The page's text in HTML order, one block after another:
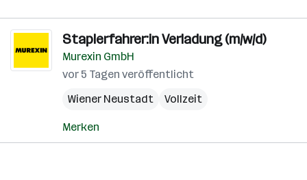
Staplerfahrer:in Verladung (m/w/d)
Murexin GmbH
vor 5 Tagen veröffentlicht
Wiener Neustadt
Vollzeit
Merken